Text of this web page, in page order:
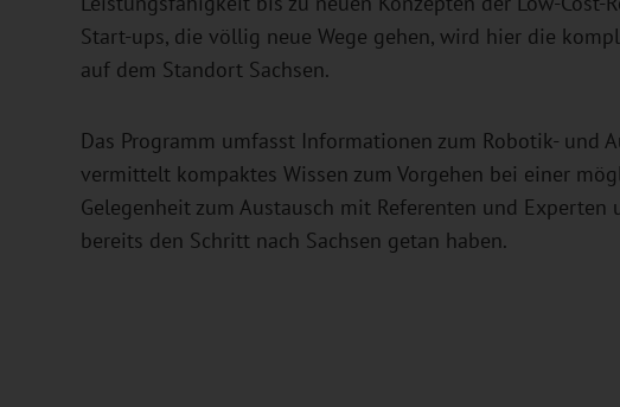
Start-ups, die völlig neue Wege gehen, wird hier die
auf dem Standort Sachsen.
Das Programm umfasst Informationen zum Robotik- und
vermittelt kompaktes Wissen zum Vorgehen bei einer
Gelegenheit zum Austausch mit Referenten und
bereits den Schritt nach Sachsen getan haben.